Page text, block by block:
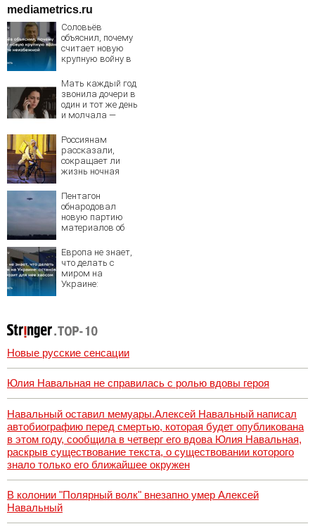
mediametrics.ru
Соловьёв
объяснил, почему
считает новую
крупную войну в
неизбежной
Мать каждый год
звонила дочери в
один и тот же день
и молчала —
раскрылась
слишком поздно:
история одной
семьи
Россиянам
рассказали,
сокращает ли
жизнь ночная
Пентагон
обнародовал
новую партию
материалов об
Вести.ru
Европа не знает,
что делать с
миром на
Украине:
Новые русские сенсации
Юлия Навальная не справилась с ролью вдовы героя
Навальный оставил мемуары.Алексей Навальный написал
автобиографию перед смертью, которая будет опубликована
в этом году, сообщила в четверг его вдова Юлия Навальная,
раскрыв существование текста, о существовании которого
знало только его ближайшее окружен
В колонии "Полярный волк" внезапно умер Алексей
Навальный